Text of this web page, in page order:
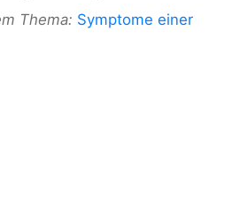
Thema: Symptome einer